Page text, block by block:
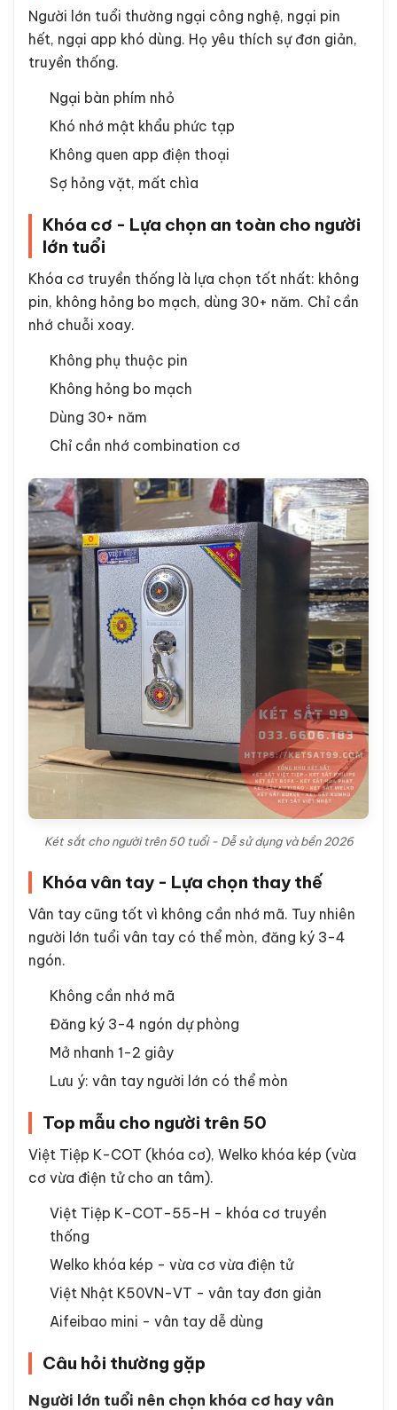
Người lớn tuổi thường ngại công nghệ, ngại pin
hết, ngại app khó dùng. Họ yêu thích sự đơn giản,
truyền thống.
Ngại bàn phím nhỏ
Khó nhớ mật khẩu phức tạp
Không quen app điện thoại
Sợ hỏng vặt, mất chìa
Khóa cơ - Lựa chọn an toàn cho người
lớn tuổi
Khóa cơ truyền thống là lựa chọn tốt nhất: không
pin, không hỏng bo mạch, dùng 30+ năm. Chỉ cần
nhớ chuỗi xoay.
Không phụ thuộc pin
Không hỏng bo mạch
Dùng 30+ năm
Chỉ cần nhớ combination cơ
Két sắt cho người trên 50 tuổi - Dễ sử dụng và bền 2026
Khóa vân tay - Lựa chọn thay thế
Vân tay cũng tốt vì không cần nhớ mã. Tuy nhiên
người lớn tuổi vân tay có thể mòn, đăng ký 3-4
ngón.
Không cần nhớ mã
Đăng ký 3-4 ngón dự phòng
Mở nhanh 1-2 giây
Lưu ý: vân tay người lớn có thể mòn
Top mẫu cho người trên 50
Việt Tiệp K-COT (khóa cơ), Welko khóa kép (vừa
cơ vừa điện tử cho an tâm).
Việt Tiệp K-COT-55-H - khóa cơ truyền
thống
Welko khóa kép - vừa cơ vừa điện tử
Việt Nhật K50VN-VT - vân tay đơn giản
Aifeibao mini - vân tay dễ dùng
Câu hỏi thường gặp
Người lớn tuổi nên chọn khóa cơ hay vân